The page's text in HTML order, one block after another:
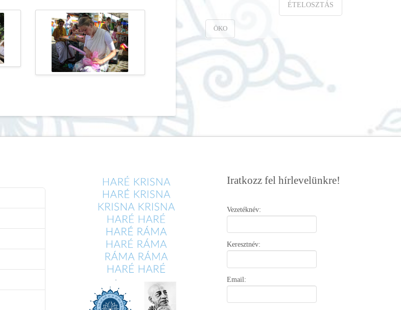
ÉTELOSZTÁS
ÖKO
Iratkozz fel hírlevelünkre!
Vezetéknév:
Keresztnév:
Email: